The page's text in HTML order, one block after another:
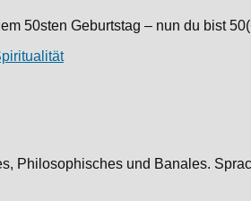
50sten Geburtstag – nun du bist
Philosophisches und Banales.